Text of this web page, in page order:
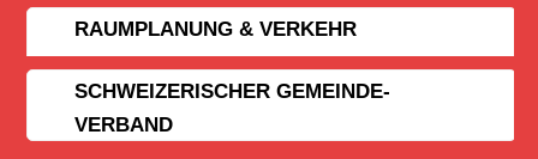
RAUMPLANUNG & VERKEHR
SCHWEIZERISCHER GEMEINDE­
VERBAND